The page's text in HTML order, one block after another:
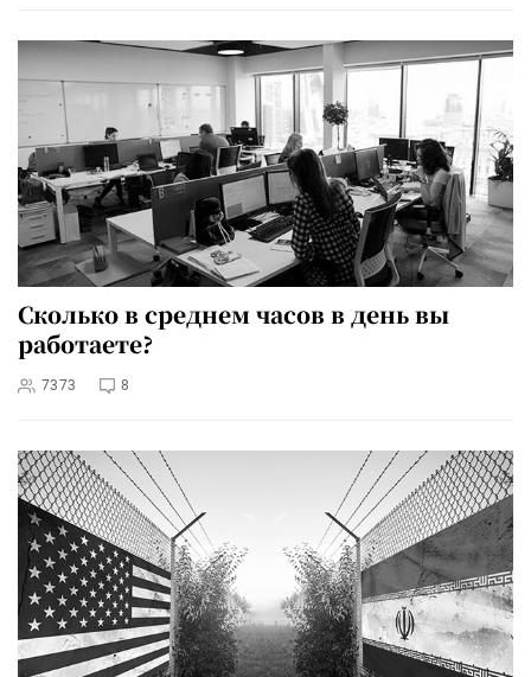
Сколько в среднем часов в день вы
работаете?
7373 8